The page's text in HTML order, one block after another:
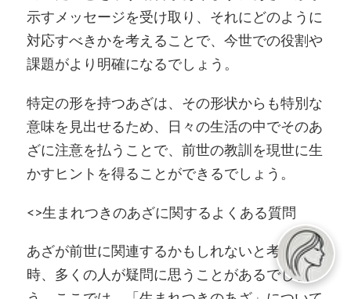
示すメッセージを受け取り、それにどのように
対応すべきかを考えることで、今世での役割や
課題がより明確になるでしょう。
特定の形を持つあざは、その形状からも特別な
意味を見出せるため、日々の生活の中でそのあ
ざに注意を払うことで、前世の教訓を現世に生
かすヒントを得ることができるでしょう。
<>生まれつきのあざに関するよくある質問
あざが前世に関連するかもしれないと考えた
時、多くの人が疑問に思うことがあるでしょ